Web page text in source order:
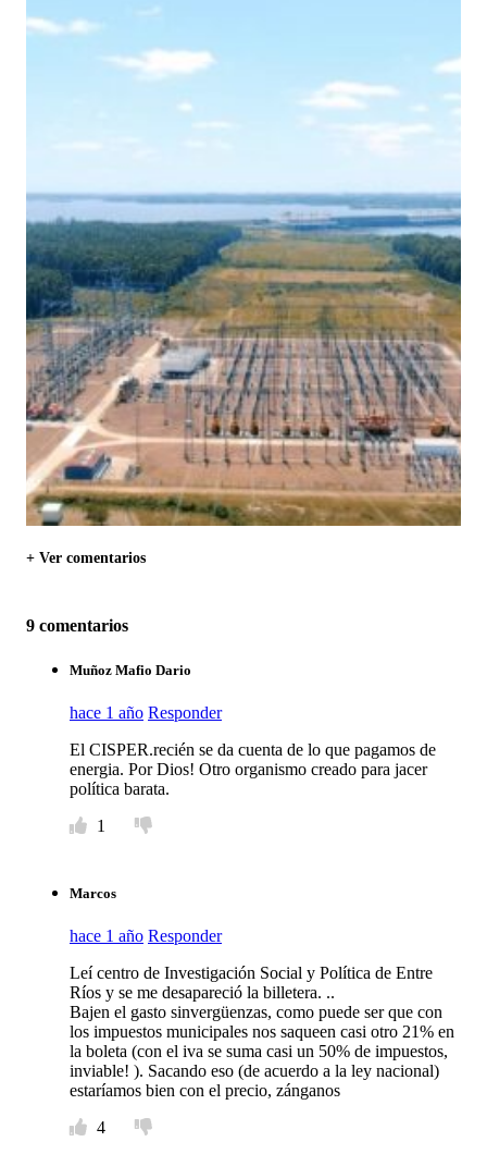
+ Ver comentarios
9 comentarios
Muñoz Mafio Dario
hace 1 año Responder
El CISPER.recién se da cuenta de lo que pagamos de
energia. Por Dios! Otro organismo creado para jacer
política barata.
1
Marcos
hace 1 año Responder
Leí centro de Investigación Social y Política de Entre
Ríos y se me desapareció la billetera. ..
Bajen el gasto sinvergüenzas, como puede ser que con
los impuestos municipales nos saqueen casi otro 21% en
la boleta (con el iva se suma casi un 50% de impuestos,
inviable! ). Sacando eso (de acuerdo a la ley nacional)
estaríamos bien con el precio, zánganos
4